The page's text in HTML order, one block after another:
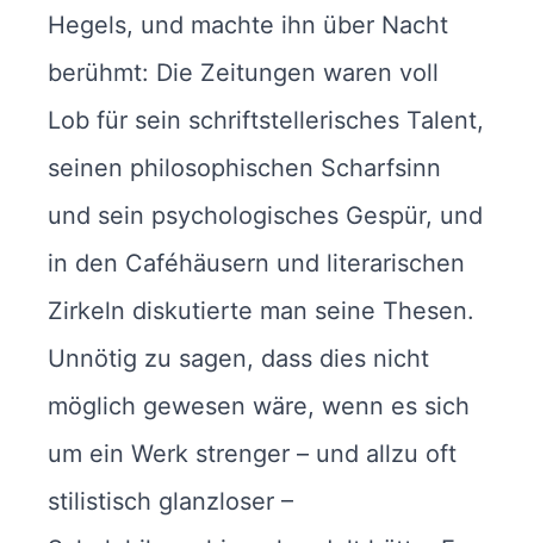
Hegels, und machte ihn über Nacht
berühmt: Die Zeitungen waren voll
Lob für sein schriftstellerisches Talent,
seinen philosophischen Scharfsinn
und sein psychologisches Gespür, und
in den Caféhäusern und literarischen
Zirkeln diskutierte man seine Thesen.
Unnötig zu sagen, dass dies nicht
möglich gewesen wäre, wenn es sich
um ein Werk strenger – und allzu oft
stilistisch glanzloser –